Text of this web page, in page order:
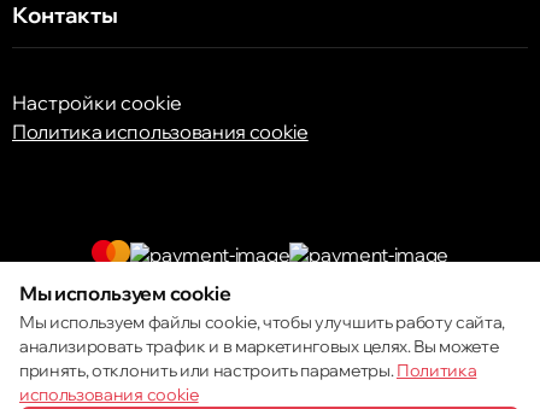
Контакты
Настройки cookie
Политика использования cookie
© 2013 – 2026 ECOM
Мы используем cookie
Мы используем файлы cookie, чтобы улучшить работу сайта,
анализировать трафик и в маркетинговых целях. Вы можете
принять, отклонить или настроить параметры.Политика
использования cookie